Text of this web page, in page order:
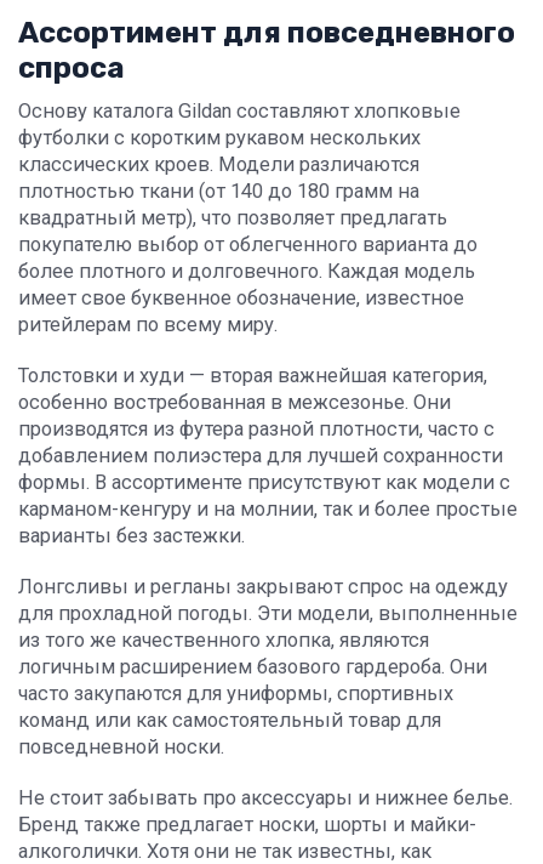
Ассортимент для повседневного
спроса
Основу каталога Gildan составляют хлопковые
футболки с коротким рукавом нескольких
классических кроев. Модели различаются
плотностью ткани (от 140 до 180 грамм на
квадратный метр), что позволяет предлагать
покупателю выбор от облегченного варианта до
более плотного и долговечного. Каждая модель
имеет свое буквенное обозначение, известное
ритейлерам по всему миру.
Толстовки и худи — вторая важнейшая категория,
особенно востребованная в межсезонье. Они
производятся из футера разной плотности, часто с
добавлением полиэстера для лучшей сохранности
формы. В ассортименте присутствуют как модели с
карманом-кенгуру и на молнии, так и более простые
варианты без застежки.
Лонгсливы и регланы закрывают спрос на одежду
для прохладной погоды. Эти модели, выполненные
из того же качественного хлопка, являются
логичным расширением базового гардероба. Они
часто закупаются для униформы, спортивных
команд или как самостоятельный товар для
повседневной носки.
Не стоит забывать про аксессуары и нижнее белье.
Бренд также предлагает носки, шорты и майки-
алкоголички. Хотя они не так известны, как